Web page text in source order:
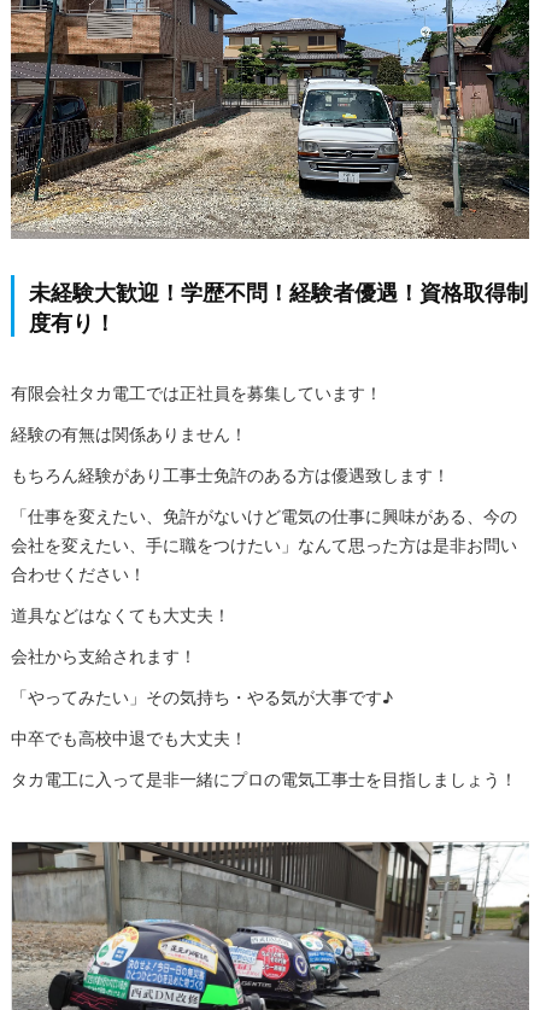
未経験大歓迎！学歴不問！経験者優遇！資格取得制
度有り！
有限会社タカ電工では正社員を募集しています！
経験の有無は関係ありません！
もちろん経験があり工事士免許のある方は優遇致します！
「仕事を変えたい、免許がないけど電気の仕事に興味がある、今の
会社を変えたい、手に職をつけたい」なんて思った方は是非お問い
合わせください！
道具などはなくても大丈夫！
会社から支給されます！
「やってみたい」その気持ち・やる気が大事です♪
中卒でも高校中退でも大丈夫！
タカ電工に入って是非一緒にプロの電気工事士を目指しましょう！